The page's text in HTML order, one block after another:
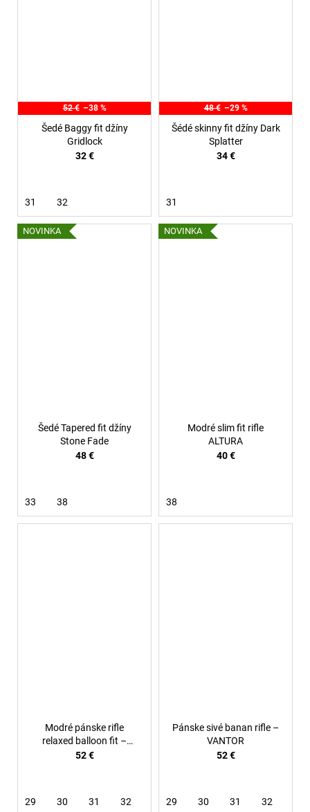
52 € –38 %
Šedé Baggy fit džíny
Gridlock
32 €
31 32
48 € –29 %
Šédé skinny fit džíny Dark
Splatter
34 €
31
NOVINKA
Šedé Tapered fit džíny
Stone Fade
48 €
33 38
NOVINKA
Modré slim fit rifle
ALTURA
40 €
38
Modré pánske rifle
relaxed balloon fit –
Azure
52 €
29 30 31 32
Pánske sivé banan rifle –
VANTOR
52 €
29 30 31 32